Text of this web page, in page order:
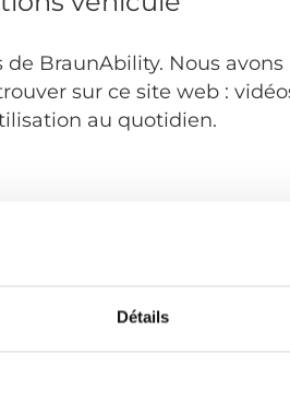
Détails
de BraunAbility. Nous
sur ce site web :
au quotidien.
Précédent 1